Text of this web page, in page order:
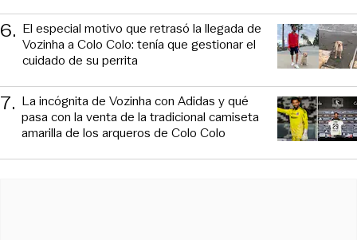
6. El especial motivo que retrasó la llegada de
Vozinha a Colo Colo: tenía que gestionar el
cuidado de su perrita
7. La incógnita de Vozinha con Adidas y qué
pasa con la venta de la tradicional camiseta
amarilla de los arqueros de Colo Colo